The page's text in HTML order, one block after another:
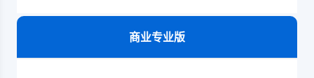
商业专业版